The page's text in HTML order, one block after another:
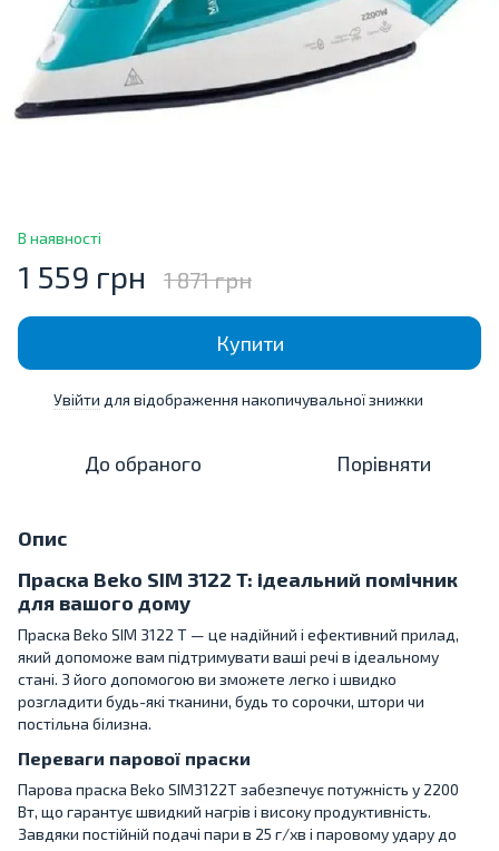
В наявності
1 559 грн 1 871 грн
Купити
Увійти для відображення накопичувальної знижки
До обраного Порівняти
Опис
Праска Beko SIM 3122 T: ідеальний помічник
для вашого дому
Праска Beko SIM 3122 T — це надійний і ефективний прилад,
який допоможе вам підтримувати ваші речі в ідеальному
стані. З його допомогою ви зможете легко і швидко
розгладити будь-які тканини, будь то сорочки, штори чи
постільна білизна.
Переваги парової праски
Парова праска Beko SIM3122T забезпечує потужність у 2200
Вт, що гарантує швидкий нагрів і високу продуктивність.
Завдяки постійній подачі пари в 25 г/хв і паровому удару до